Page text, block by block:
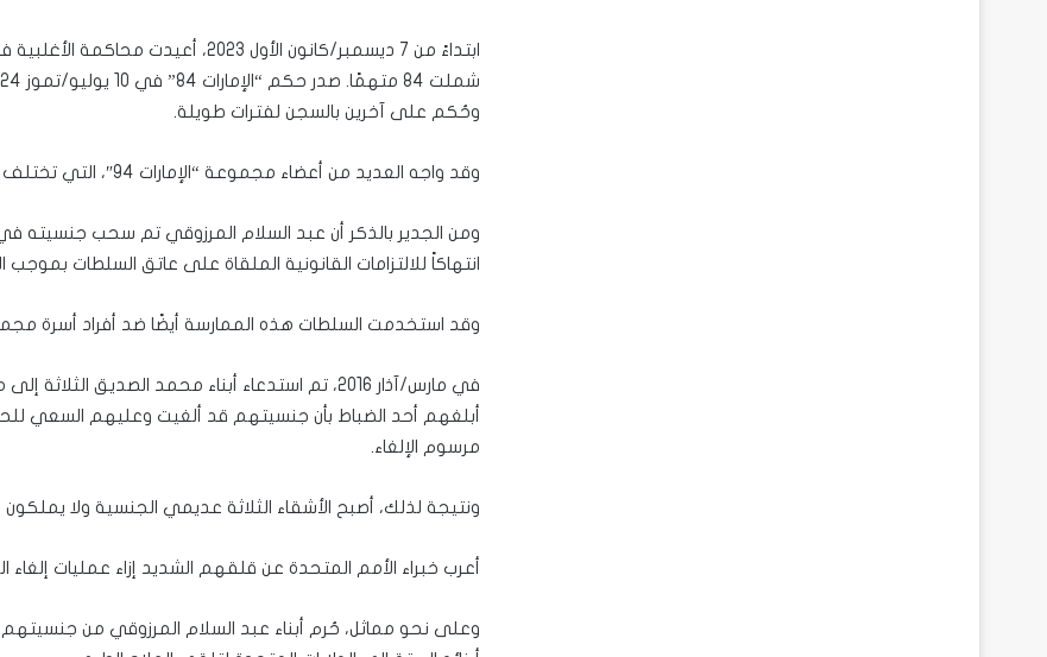
ابتداءً من 7 ديسمبر/كانون الأول
وحُكم على آخرين بالسجن لفترات طويلة.
وقد واجه العديد من أعضاء مجموعة “الإمارات 94″، التي تختلف عن مجموعة “الإمارات 7″، سحب الجنسية بعد إدانتهم.
انتهاكاً للالتزامات القانونية الملقاة على عاتق السلطات بموجب
وقد استخدمت السلطات هذه الممارسة أيضًا ضد أفراد أسرة مجموعة
في مارس/آذار 2016، تم استدعاء أبناء محمد
أبلغهم أحد الضباط بأن جنسيتهم قد ألغيت وعليهم السعي
مرسوم الإلغاء.
ونتيجة لذلك، أصبح الأشقاء الثلاثة عديمي الجنسية ولا
أعرب خبراء الأمم المتحدة عن قلقهم الشديد إزاء عمليات إلغاء